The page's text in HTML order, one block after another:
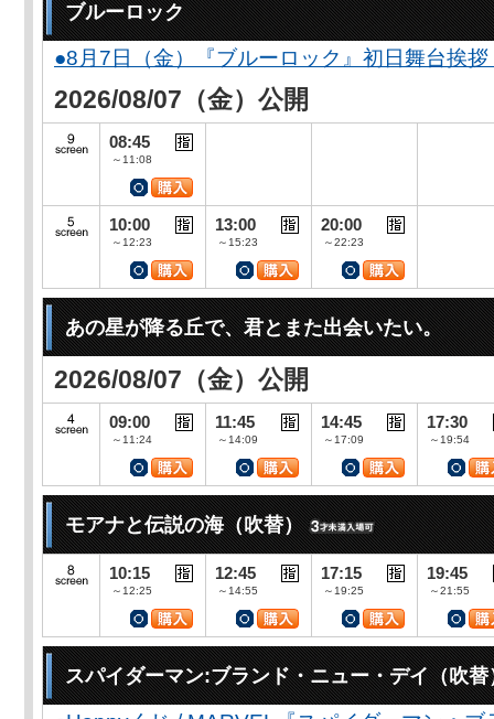
ブルーロック
●8月7日（金）『ブルーロック』初日舞台挨
2026/08/07（金）公開
08:45
～11:08
10:00
～12:23
13:00
～15:23
20:00
～22:23
あの星が降る丘で、君とまた出会いたい。
2026/08/07（金）公開
09:00
～11:24
11:45
～14:09
14:45
～17:09
17:30
～19:54
モアナと伝説の海（吹替）
10:15
～12:25
12:45
～14:55
17:15
～19:25
19:45
～21:55
スパイダーマン:ブランド・ニュー・デイ（吹替